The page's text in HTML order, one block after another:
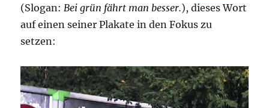
(Slogan:Bei grün fährt man besser.), dieses Wort
auf einen seiner Plakate in den Fokus zu
setzen: